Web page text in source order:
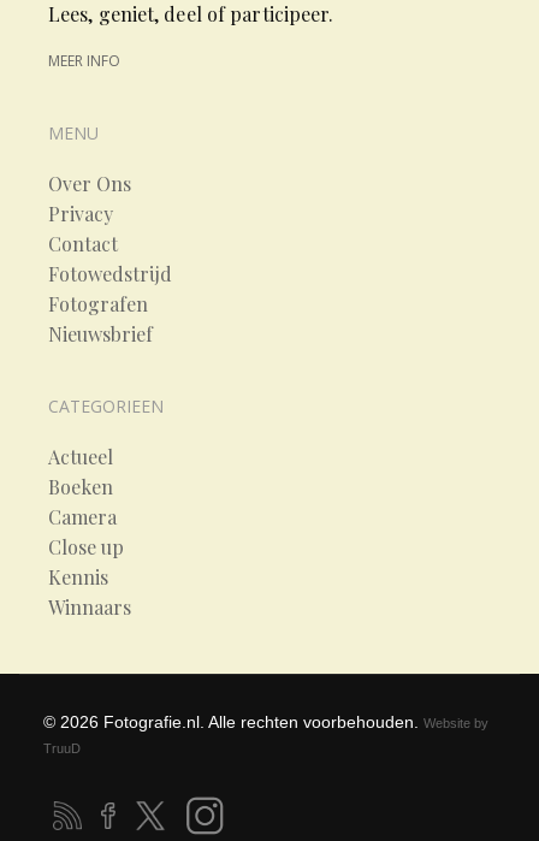
Lees, geniet, deel of participeer.
MEER INFO
MENU
Over Ons
Privacy
Contact
Fotowedstrijd
Fotografen
Nieuwsbrief
CATEGORIEEN
Actueel
Boeken
Camera
Close up
Kennis
Winnaars
© 2026 Fotografie.nl. Alle rechten voorbehouden. Website by
TruuD